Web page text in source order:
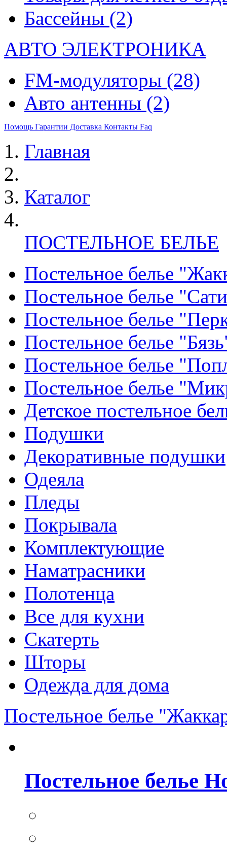
Бассейны (2)
АВТО ЭЛЕКТРОНИКА
FM-модуляторы (28)
Авто антенны (2)
Помощь Гарантии Доставка Контакты Faq
Главная
Каталог
ПОСТЕЛЬНОЕ БЕЛЬЕ
Постельное белье
Постельное белье
Постельное белье
Постельное белье
Постельное белье
Постельное белье
Детское постельное
Подушки
Декоративные подушки
Одеяла
Пледы
Покрывала
Комплектующие
Наматрасники
Полотенца
Все для кухни
Скатерть
Шторы
Одежда для дома
Постельное белье
Постельное белье